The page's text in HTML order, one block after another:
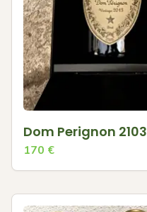
Dom Perignon 2103
170 €